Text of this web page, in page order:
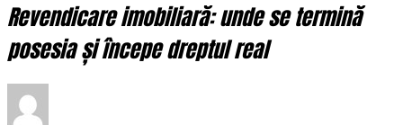
Revendicare imobiliară: unde se termină
posesia și începe dreptul real